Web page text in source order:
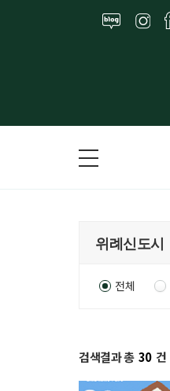
전체
검색결과 총 30 건